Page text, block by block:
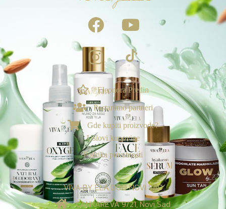
Eleonora Predin
Postanimo partneri
Gde kupiti proizvode?
Uslovi kupovine
Politika privatnosti
VIVA BY ELA DOO NOVI SAD
CANKAREVA 9/21, Novi Sad
NAGRADE & POGODNOSTI
Ekskluzivno za vas
Loyalty & Preporuka
Spojite porudžbine i uzmite poklone🎁
›
⭐ Tvoj Viva sistem vernosti ›
Viva nagrade za recenzije: